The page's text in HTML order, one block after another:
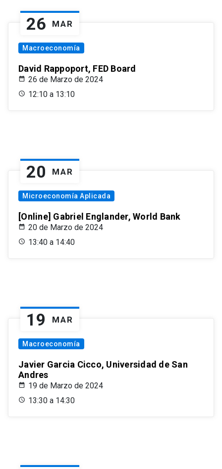
26 MAR
Macroeconomía
David Rappoport, FED Board
26 de Marzo de 2024
12:10 a 13:10
20 MAR
Microeconomía Aplicada
[Online] Gabriel Englander, World Bank
20 de Marzo de 2024
13:40 a 14:40
19 MAR
Macroeconomía
Javier Garcia Cicco, Universidad de San
Andres
19 de Marzo de 2024
13:30 a 14:30